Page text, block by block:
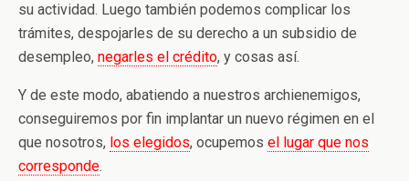
su actividad. Luego también podemos complicar los
trámites, despojarles de su derecho a un subsidio de
desempleo, negarles el crédito, y cosas así.
Y de este modo, abatiendo a nuestros archienemigos,
conseguiremos por fin implantar un nuevo régimen en el
que nosotros, los elegidos, ocupemos el lugar que nos
corresponde.